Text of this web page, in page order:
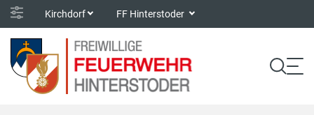
Kirchdorf FF Hinterstoder